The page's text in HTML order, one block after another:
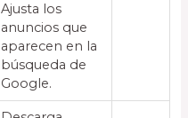
Ajusta los
anuncios que
aparecen en la
búsqueda de
Google.